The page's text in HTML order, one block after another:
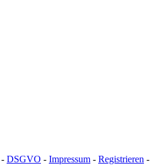
- DSGVO - Impressum - Registrieren -